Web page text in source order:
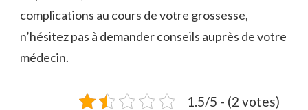
complications au cours de votre grossesse,
n’hésitez pas à demander conseils auprès de votre
médecin.
1.5/5 - (2 votes)